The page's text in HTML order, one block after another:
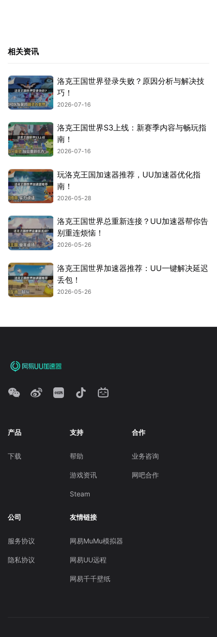
相关资讯
洛克王国世界登录失败？原因分析与解决技
巧！
2026-07-16
洛克王国世界S3上线：新赛季内容与畅玩指
南！
2026-07-16
玩洛克王国加速器推荐，UU加速器优化指
南！
2026-05-28
洛克王国世界总重新连接？UU加速器帮你告
别重连烦恼！
2026-05-26
洛克王国世界加速器推荐：UU一键解决延迟
丢包！
2026-05-26
产品
下载
支持
帮助
游戏资讯
Steam
合作
业务咨询
网吧合作
公司
服务协议
隐私协议
友情链接
网易MuMu模拟器
网易UU远程
网易千千壁纸